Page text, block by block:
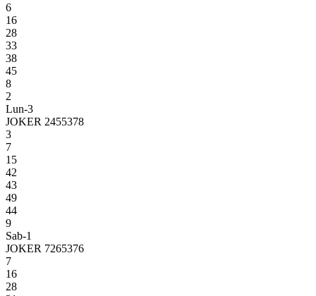
6
16
28
33
38
45
8
2
Lun-3
JOKER 2455378
3
7
15
42
43
49
44
9
Sab-1
JOKER 7265376
7
16
28